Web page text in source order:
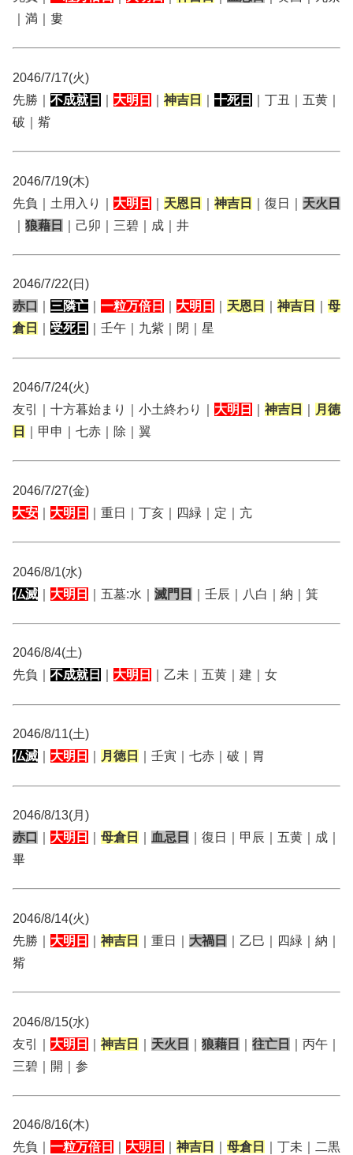
｜満｜婁
2046/7/17(火)
先勝｜ 不成就日 大明日 神吉日 十死日
｜丁丑｜五黄｜
破｜觜
2046/7/19(木)
先負｜土用入り｜ 大明日 天恩日 神吉日 ｜復日｜ 天火日
狼藉日 ｜己卯｜三碧｜成｜井
2046/7/22(日)
赤口
三隣亡 一粒万倍日 大明日 天恩日 神吉日
母
倉日
受死日 ｜壬午｜九紫｜閉｜星
2046/7/24(火)
友引｜十方暮始まり｜小土終わり｜ 大明日 神吉日
月徳
日
｜甲申｜七赤｜除｜翼
2046/7/27(金)
大安
大明日 ｜重日｜丁亥｜四緑｜定｜亢
2046/8/1(水)
仏滅
大明日 ｜五墓:水｜ 滅門日 ｜壬辰｜八白｜納｜箕
2046/8/4(土)
先負｜ 不成就日 大明日 ｜乙未｜五黄｜建｜女
2046/8/11(土)
仏滅
大明日 月徳日 ｜壬寅｜七赤｜破｜胃
2046/8/13(月)
赤口
大明日 母倉日 血忌日
｜復日｜甲辰｜五黄｜成｜
畢
2046/8/14(火)
先勝｜ 大明日 神吉日 ｜重日｜ 大禍日
｜乙巳｜四緑｜納｜
觜
2046/8/15(水)
友引｜ 大明日 神吉日 天火日 狼藉日 往亡日
｜丙午｜
三碧｜開｜参
2046/8/16(木)
先負｜ 一粒万倍日 大明日 神吉日 母倉日
｜丁未｜二黒